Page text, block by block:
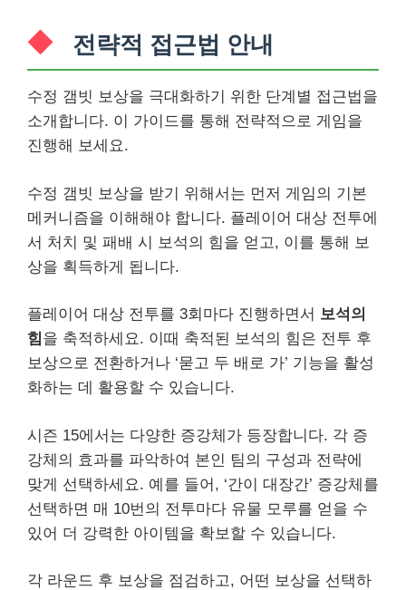
전략적 접근법 안내
수정 갬빗 보상을 극대화하기 위한 단계별 접근법을
소개합니다. 이 가이드를 통해 전략적으로 게임을
진행해 보세요.
수정 갬빗 보상을 받기 위해서는 먼저 게임의 기본
메커니즘을 이해해야 합니다. 플레이어 대상 전투에
서 처치 및 패배 시 보석의 힘을 얻고, 이를 통해 보
상을 획득하게 됩니다.
플레이어 대상 전투를 3회마다 진행하면서 보석의
힘을 축적하세요. 이때 축적된 보석의 힘은 전투 후
보상으로 전환하거나 ‘묻고 두 배로 가’ 기능을 활성
화하는 데 활용할 수 있습니다.
시즌 15에서는 다양한 증강체가 등장합니다. 각 증
강체의 효과를 파악하여 본인 팀의 구성과 전략에
맞게 선택하세요. 예를 들어, ‘간이 대장간’ 증강체를
선택하면 매 10번의 전투마다 유물 모루를 얻을 수
있어 더 강력한 아이템을 확보할 수 있습니다.
각 라운드 후 보상을 점검하고, 어떤 보상을 선택하